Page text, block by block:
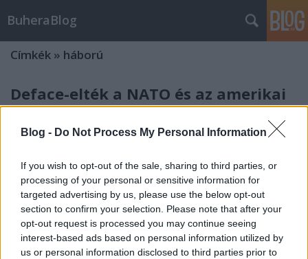
Blog - Do Not Process My Personal Information
If you wish to opt-out of the sale, sharing to third parties, or
processing of your personal or sensitive information for
targeted advertising by us, please use the below opt-out
section to confirm your selection. Please note that after your
opt-out request is processed you may continue seeing
interest-based ads based on personal information utilized by
us or personal information disclosed to third parties prior to
BuheraBlog
Címkék » háború
Deface-elték a NATO és az amerikai
buherator•2009. január 09.
Török és angol nyelvű üzenetek jelentek meg a NATO
Parlament és az amerikai hadsereg washingtoni
körzetének weboldalain. Az oldalakon Palesztína
felszabadítására felszólító, az izraeli támadások
beszüntetését követelő, valamint nyugat- és izrael-
ellenes szlogeneket helyezett…